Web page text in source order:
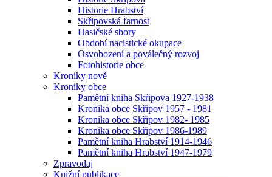
Historie Hrabství
Skřipovská farnost
Hasičské sbory
Období nacistické okupace
Osvobození a poválečný rozvoj
Fotohistorie obce
Kroniky nově
Kroniky obce
Pamětní kniha Skřipova 1927-1938
Kronika obce Skřipov 1957 - 1981
Kronika obce Skřipov 1982- 1985
Kronika obce Skřipov 1986-1989
Pamětní kniha Hrabství 1914-1946
Pamětní kniha Hrabství 1947-1979
Zpravodaj
Knižní publikace